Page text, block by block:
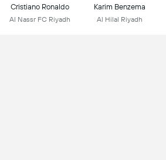
Cristiano Ronaldo
Al Nassr FC Riyadh
Karim Benzema
Al Hilal Riyadh